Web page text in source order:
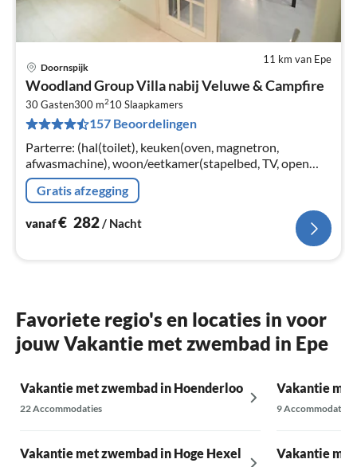
11 km van Epe
Doornspijk
Woodland Group Villa nabij Veluwe & Campfire
30 Gasten300 m210Slaapkamers
157 Beoordelingen
Parterre: (hal(toilet), keuken(oven, magnetron,
afwasmachine), woon/eetkamer(stapelbed, TV, open
haard, DVD-speler), slaapkamer(4x 1-pers. bed),
slaapkamer(2x 1-pers. bed)
Gratis afzegging
vanaf€ 282/ Nacht
Favoriete regio's en locaties in voor
jouw Vakantie met zwembad in Epe
Vakantie met zwembad in Hoenderloo
22 Accommodaties
Vakantie met zwembad in Hoge Hexel
Vakantie
9 Accommodaties
Vakantie